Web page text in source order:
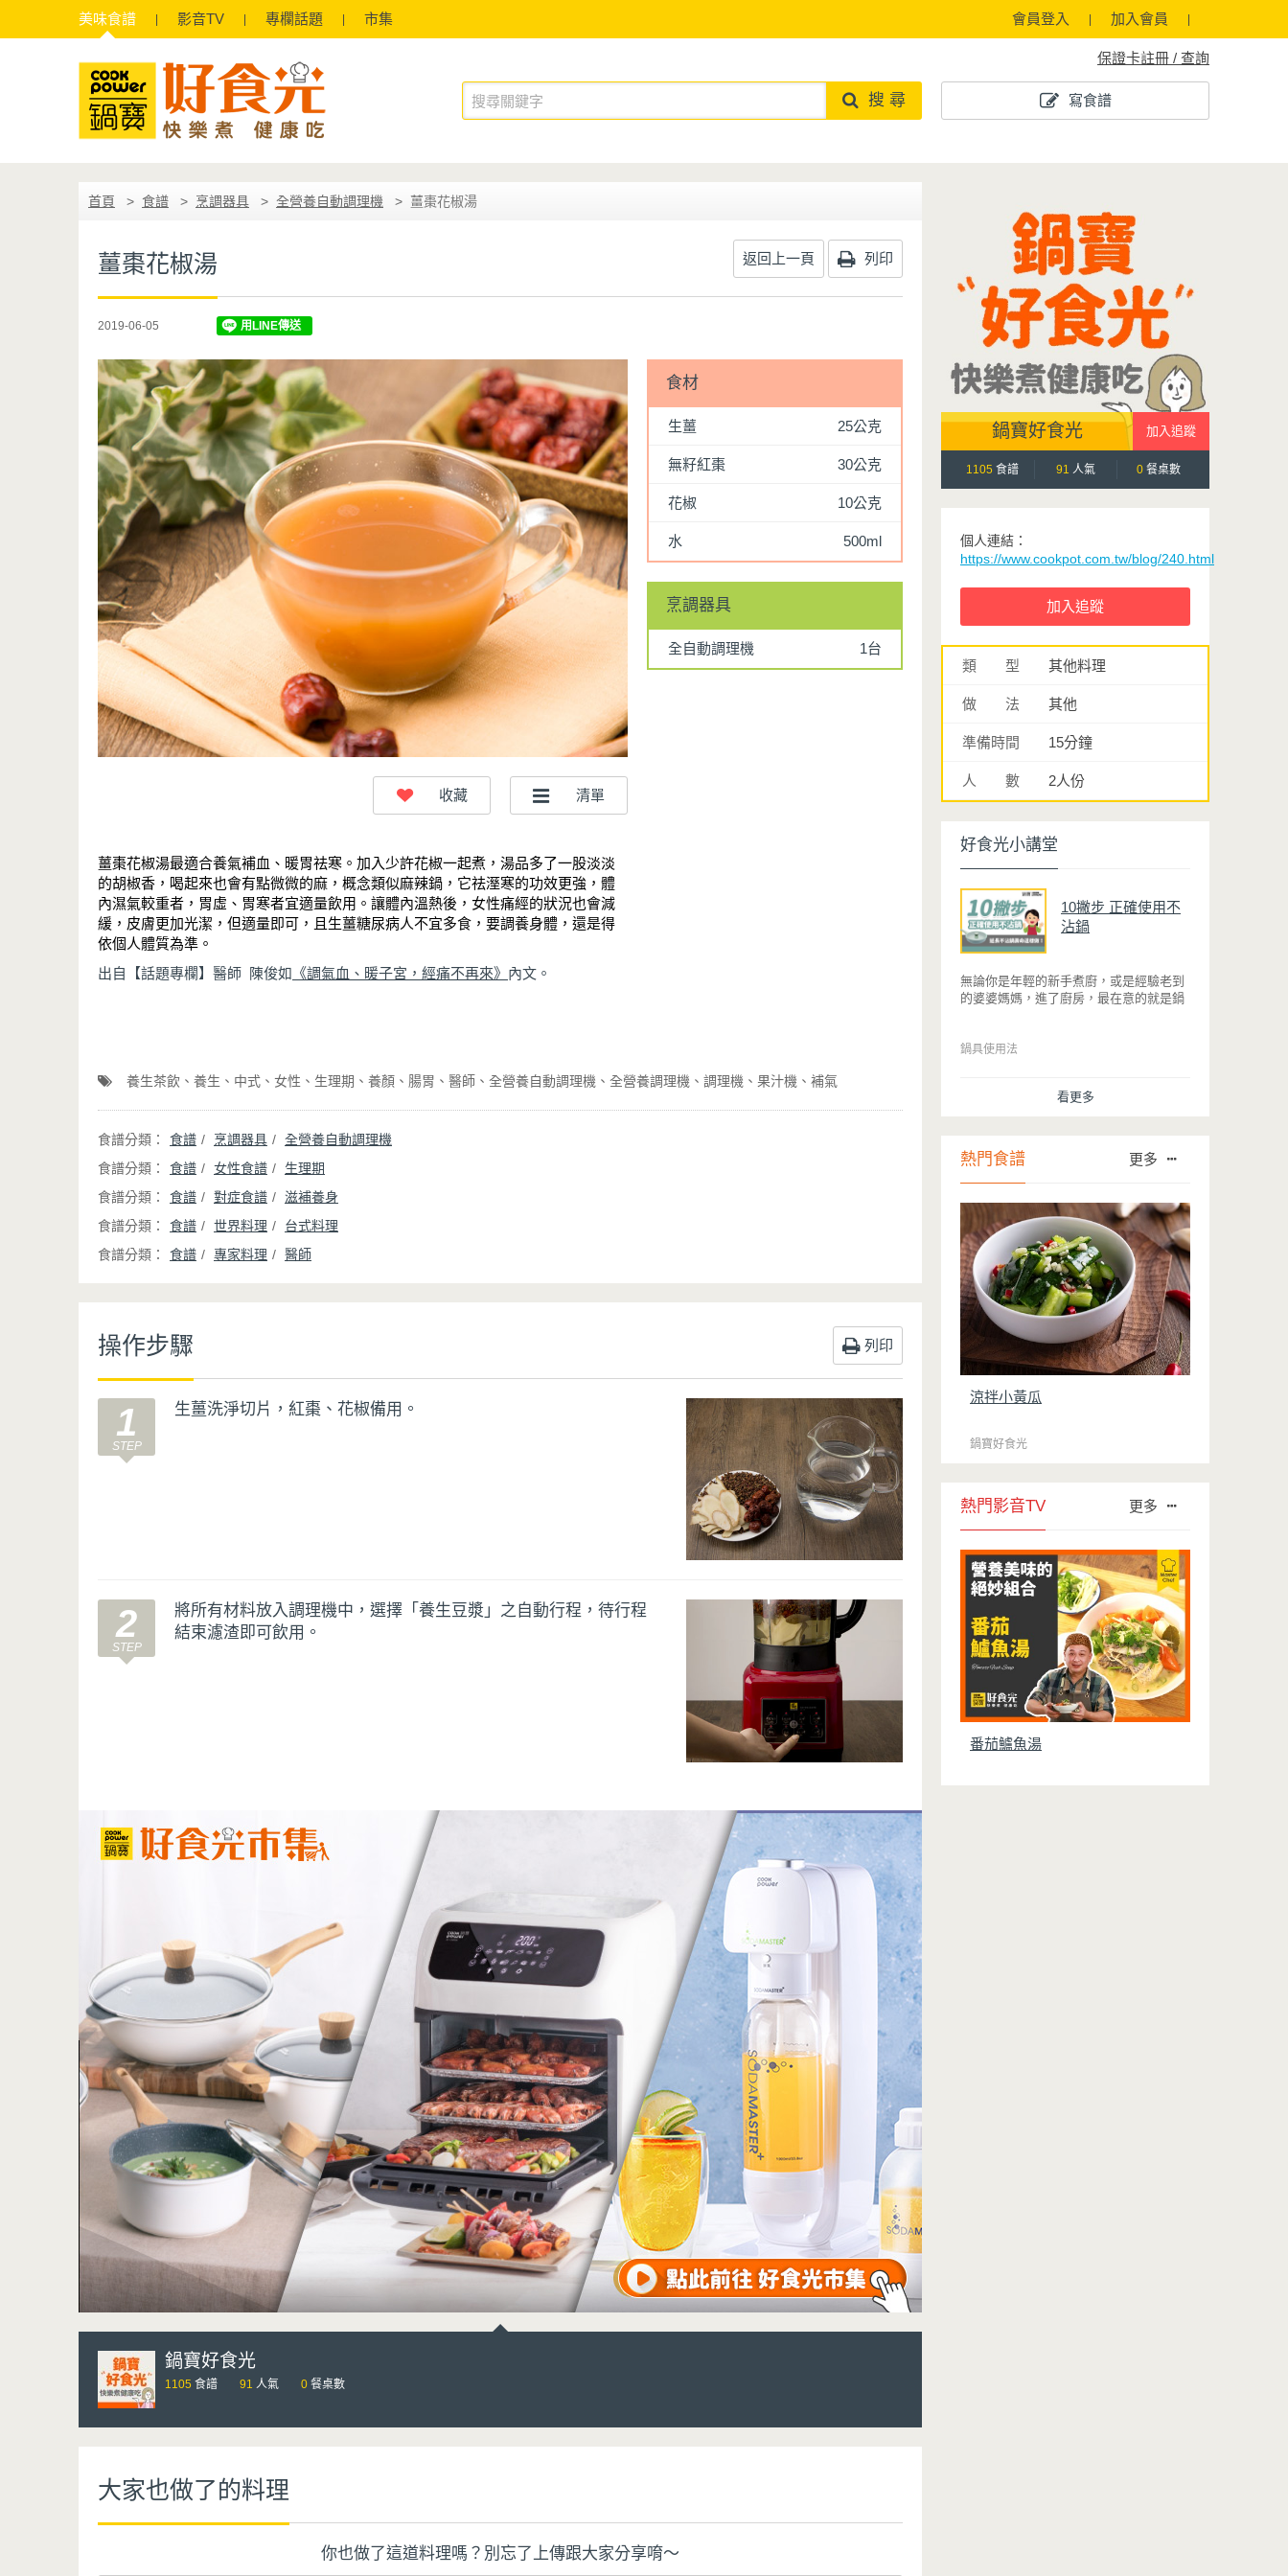
美味食譜 影音TV 專欄話題 市集 會員登入 加入會員
保證卡註冊 / 查詢
寫食譜
搜 尋
首頁 食譜 烹調器具 全營養自動調理機 薑棗花椒湯
薑棗花椒湯 返回上一頁 列印
2019-06-05
薑棗花椒湯最適合養氣補血、暖胃祛寒。加入少許花椒一起煮，湯品多了一股淡淡
的胡椒香，喝起來也會有點微微的麻，概念類似麻辣鍋，它祛溼寒的功效更強，體
內濕氣較重者，胃虛、胃寒者宜適量飲用。讓體內溫熱後，女性痛經的狀況也會減
緩，皮膚更加光潔，但適量即可，且生薑糖尿病人不宜多食，要調養身體，還是得
依個人體質為準。
出自【話題專欄】醫師 陳俊如 《調氣血、暖子宮，經痛不再來》 內文。
食材
生薑 25公克
無籽紅棗 30公克
花椒 10公克
水 500ml
烹調器具
全自動調理機 1台
養生茶飲 養生 中式 女性 生理期 養顏 腸胃 醫師 全營養自動調理機 全營養調理機 調理機 果汁機 補氣
食譜 烹調器具
全營養自動調理機
食譜
女性食譜
生理期
食譜
對症食譜
滋補養身
食譜
世界料理
台式料理
食譜
專家料理 醫師
操作步驟 列印
1 生薑洗淨切片，紅棗、花椒備用。
2
將所有材料放入調理機中，選擇「養生豆漿」之自動行程，待行程
結束濾渣即可飲用。
鍋寶好食光
1105 食譜 91 人氣 0 餐桌數
大家也做了的料理
你也做了這道料理嗎？別忘了上傳跟大家分享唷～
鍋寶好食光
1105 食譜 91 人氣 0 餐桌數
個人連結：
https://www.cookpot.com.tw/blog/240.html
類 型 其他料理
做 法 其他
準備時間 15分鐘
人 數 2人份
好食光小講堂
10撇步 正確使用不
沾鍋
無論你是年輕的新手煮廚，或是經驗老到
的婆婆媽媽，進了廚房，最在意的就是鍋
的問題後，就深受普羅大眾的喜愛，而鍋
金鑽不沾系列的鍋具，更年年穩居銷售排
您！
鍋具使用法
看更多
熱門食譜 更多
涼拌小黃瓜
鍋寶好食光
熱門影音TV 更多
番茄鱸魚湯